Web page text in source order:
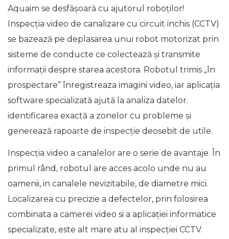
Aquaim se desfășoară cu ajutorul roboților!
Inspecția video de canalizare cu circuit inchis (CCTV)
se bazează pe deplasarea unui robot motorizat prin
sisteme de conducte ce colectează și transmite
informații despre starea acestora. Robotul trimis „în
prospectare” înregistreaza imagini video, iar aplicația
software specializată ajută la analiza datelor.
identificarea exactă a zonelor cu probleme și
generează rapoarte de inspecție deosebit de utile.
Inspecţia video a canalelor are o serie de avantaje. În
primul rând, robotul are acces acolo unde nu au
oamenii, in canalele nevizitabile, de diametre mici.
Localizarea cu precizie a defectelor, prin folosirea
combinata a camerei video si a aplicaţiei informatice
specializate, este alt mare atu al inspecţiei CCTV.